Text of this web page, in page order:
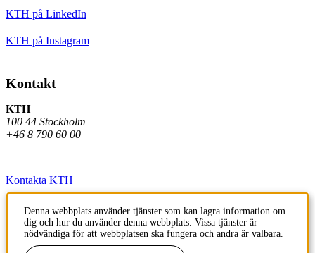
KTH på LinkedIn
KTH på Instagram
Kontakt
KTH
100 44 Stockholm
+46 8 790 60 00
Kontakta KTH
Jobba på KTH
Press och media
Denna webbplats använder tjänster som kan lagra information om
dig och hur du använder denna webbplats. Vissa tjänster är
nödvändiga för att webbplatsen ska fungera och andra är valbara.